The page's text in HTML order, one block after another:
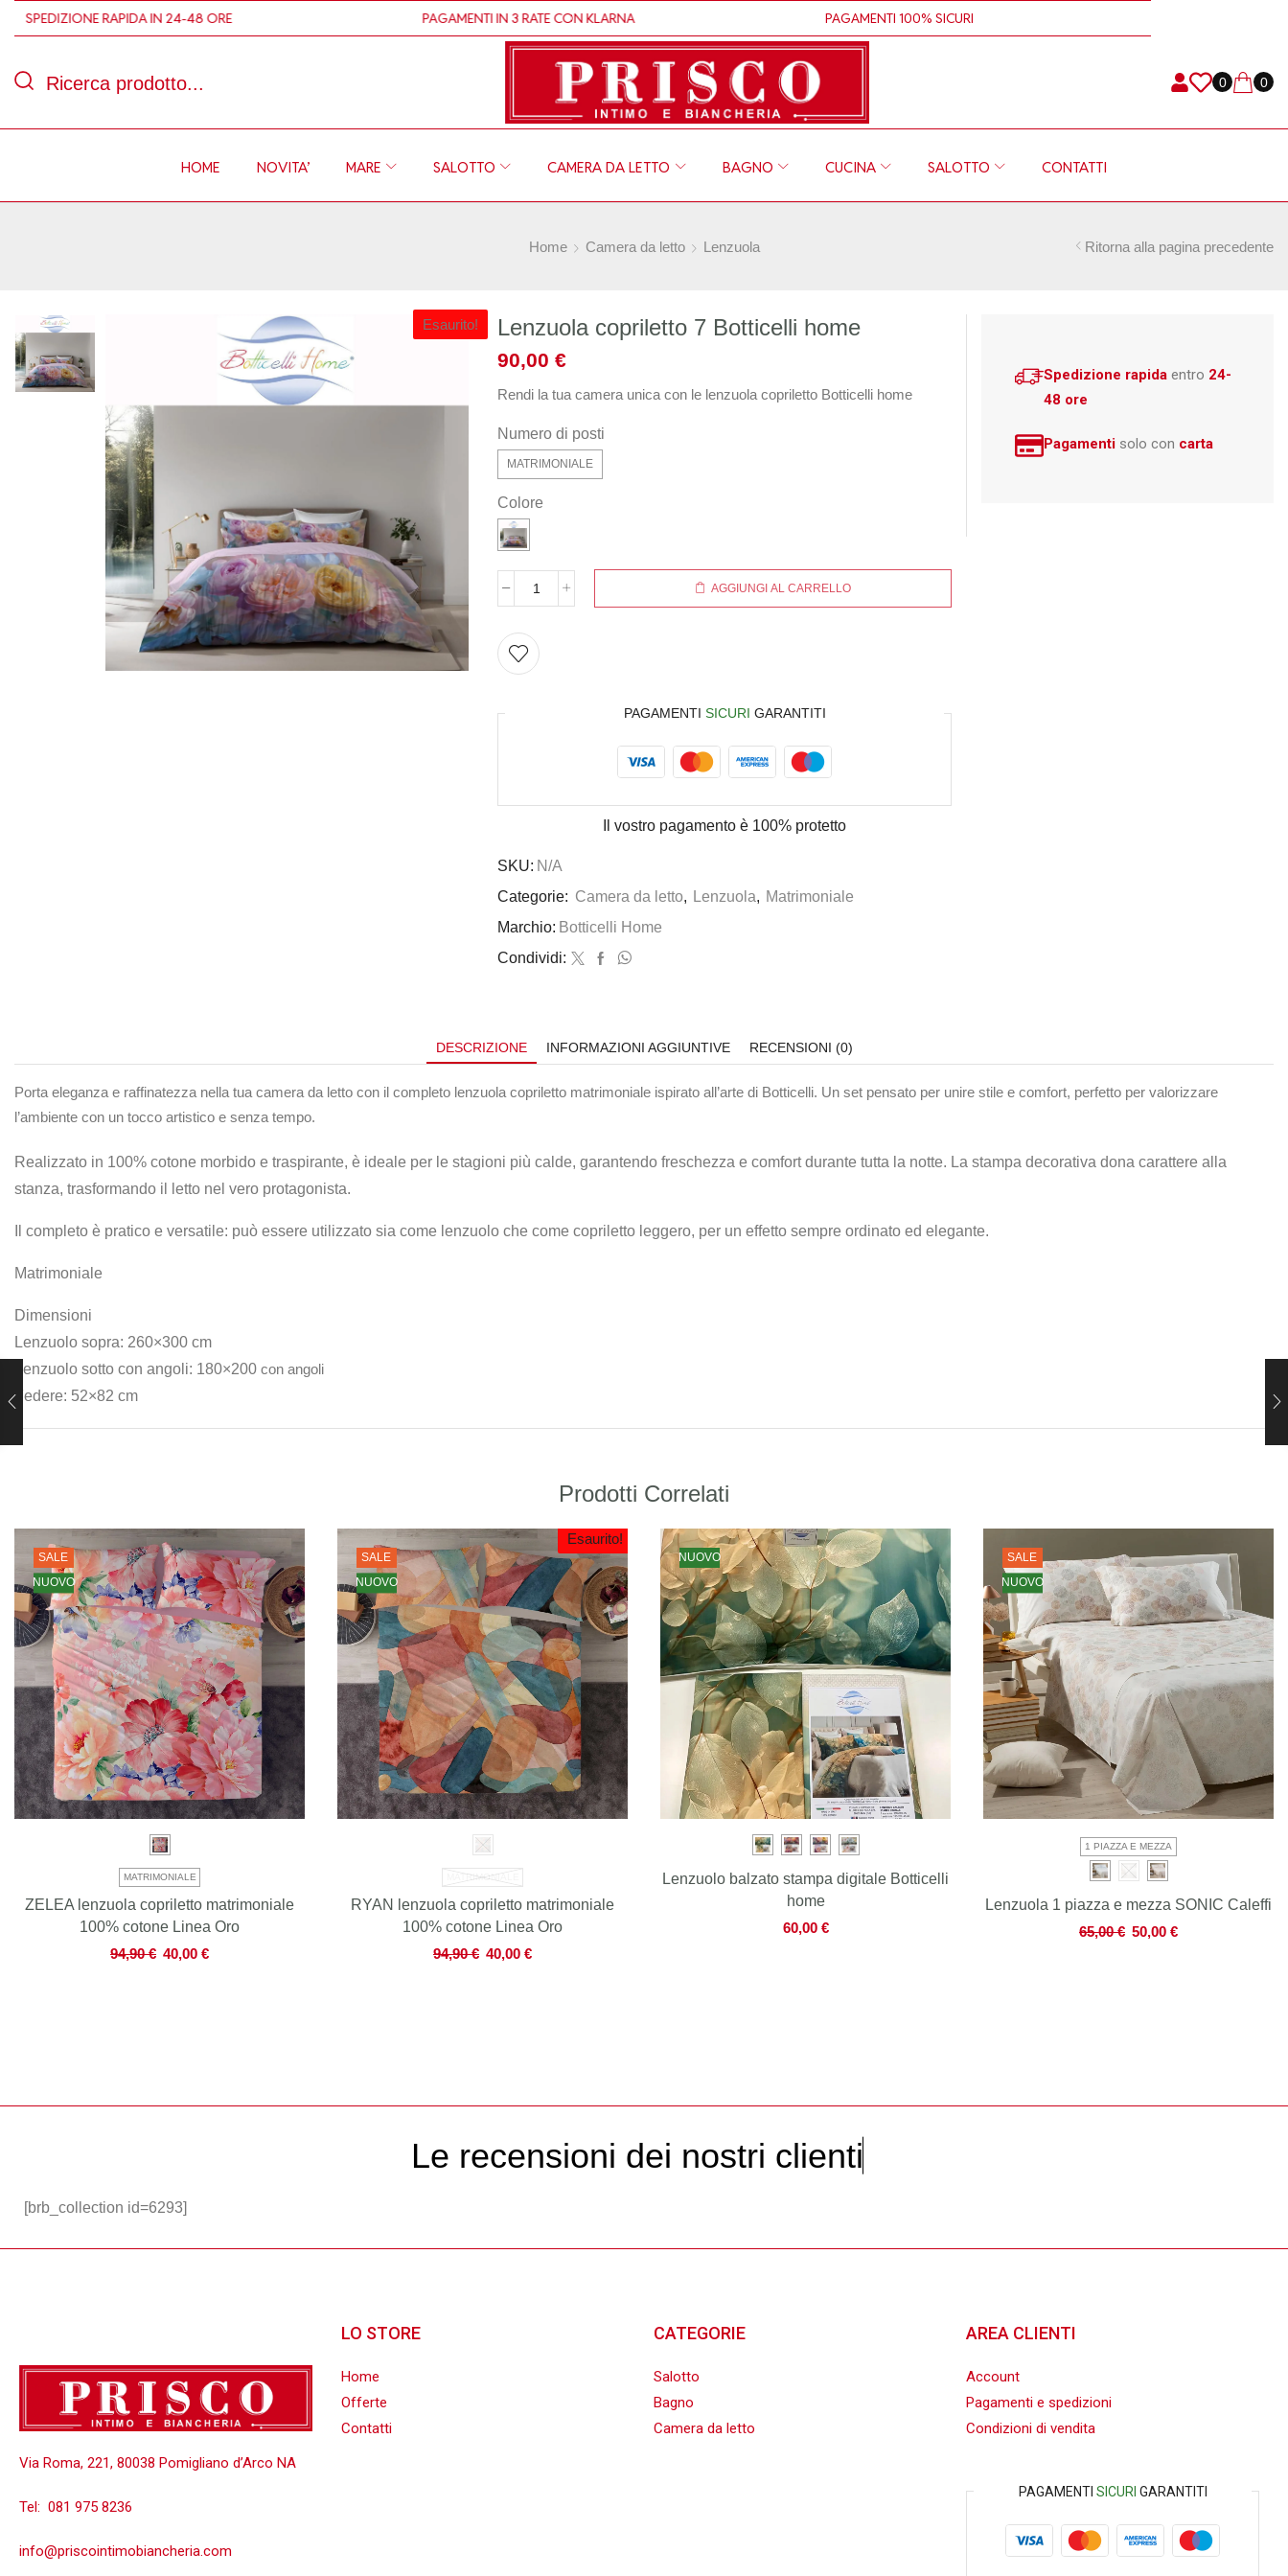
RAPIDA IN 24-48 ORE PAGAMENTI IN 3 RATE CON KLARNA PAGAMENTI 100% SICURI
Ricerca prodotto... 0 0
HOME NOVITA’ MARE SALOTTO CAMERA DA LETTO BAGNO CUCINA SALOTTO CONTATTI
Home Camera da letto Lenzuola Ritorna alla pagina precedente
Esaurito! Lenzuola copriletto 7 Botticelli home
90,00 €
Rendi la tua camera unica con le lenzuola copriletto Botticelli home
Numero di posti
MATRIMONIALE
Colore
AGGIUNGI AL CARRELLO
PAGAMENTI SICURI GARANTITI
Il vostro pagamento è 100% protetto
SKU: N/A
Categorie: Camera da letto, Lenzuola, Matrimoniale
Marchio: Botticelli Home
Condividi:
Spedizione rapida entro 24-
48 ore
Pagamenti solo con carta
DESCRIZIONE INFORMAZIONI AGGIUNTIVE RECENSIONI (0)
Porta eleganza e raffinatezza nella tua camera da letto con il completo lenzuola copriletto matrimoniale ispirato all’arte di Botticelli. Un set pensato per unire stile e comfort, perfetto per valorizzare
l’ambiente con un tocco artistico e senza tempo.
Realizzato in 100% cotone morbido e traspirante, è ideale per le stagioni più calde, garantendo freschezza e comfort durante tutta la notte. La stampa decorativa dona carattere alla
stanza, trasformando il letto nel vero protagonista.
Il completo è pratico e versatile: può essere utilizzato sia come lenzuolo che come copriletto leggero, per un effetto sempre ordinato ed elegante.
Matrimoniale
Dimensioni
Lenzuolo sopra: 260×300 cm
Lenzuolo sotto con angoli: 180×200 con angoli
Federe: 52×82 cm
Prodotti Correlati
SALE
NUOVO
MATRIMONIALE
ZELEA lenzuola copriletto matrimoniale
100% cotone Linea Oro
94,90€ 40,00 €
SALE
NUOVO
Esaurito!
MATRIMONIALE
RYAN lenzuola copriletto matrimoniale
100% cotone Linea Oro
94,90€ 40,00 €
NUOVO
Lenzuolo balzato stampa digitale Botticelli
home
60,00 €
SALE
NUOVO
1 PIAZZA E MEZZA
Lenzuola 1 piazza e mezza SONIC Caleffi
65,00€ 50,00 €
Le recensioni dei nostri clienti
[brb_collection id=6293]
Via Roma, 221, 80038 Pomigliano d’Arco NA
Tel: 081 975 8236
info@priscointimobiancheria.com
LO STORE
Home
Offerte
Contatti
CATEGORIE
Salotto
Bagno
Camera da letto
AREA CLIENTI
Account
Pagamenti e spedizioni
Condizioni di vendita
PAGAMENTI SICURI GARANTITI